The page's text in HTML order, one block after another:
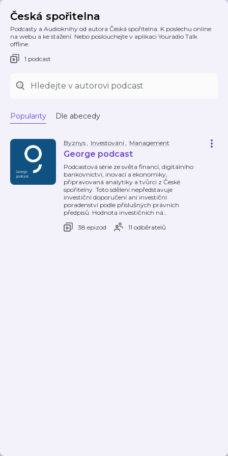
Česká spořitelna
Podcasty a Audioknihy od autora Česká spořitelna. K poslechu online
na webu a ke stažení. Nebo poslouchejte v aplikaci Youradio Talk
offline.
1 podcast
Popularity Dle abecedy
Byznys, Investování, Management
George podcast
Podcastová série ze světa financí, digitálního
bankovnictví, inovací a ekonomiky,
připravovaná analytiky a tvůrci z České
spořitelny. Toto sdělení nepředstavuje
investiční doporučení ani investiční
poradenství podle příslušných právních
předpisů. Hodnota investičních ná…
38 epizod
11 odběratelů